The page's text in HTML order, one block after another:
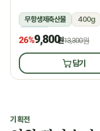
무항생제축산물
400g
냉동
26%9,800원13,300원
담기
기획전